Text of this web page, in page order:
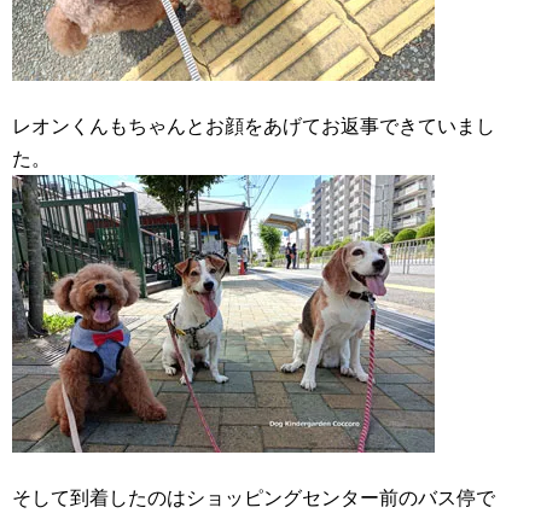
レオンくんもちゃんとお顔をあげてお返事できていまし
た。
そして到着したのはショッピングセンター前のバス停で